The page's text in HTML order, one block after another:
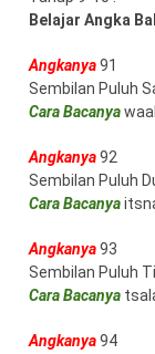
Belajar Angka
Angkanya91
Sembilan Puluh
Cara Bacanya
Angkanya92
Sembilan Puluh
Cara Bacanya
Angkanya93
Sembilan Puluh
Cara Bacanya
Angkanya94